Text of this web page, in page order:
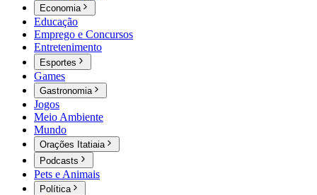
Economia
Educação
Emprego e Concursos
Entretenimento
Esportes
Games
Gastronomia
Jogos
Meio Ambiente
Mundo
Orações Itatiaia
Podcasts
Pets e Animais
Política